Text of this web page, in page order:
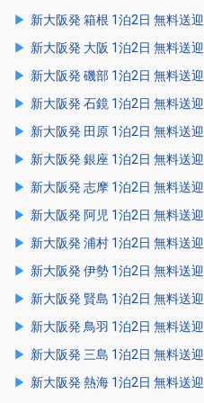
新大阪発 箱根 1泊2日 無料送迎
新大阪発 大阪 1泊2日 無料送迎
新大阪発 磯部 1泊2日 無料送迎
新大阪発 石鏡 1泊2日 無料送迎
新大阪発 田原 1泊2日 無料送迎
新大阪発 銀座 1泊2日 無料送迎
新大阪発 志摩 1泊2日 無料送迎
新大阪発 阿児 1泊2日 無料送迎
新大阪発 浦村 1泊2日 無料送迎
新大阪発 伊勢 1泊2日 無料送迎
新大阪発 賢島 1泊2日 無料送迎
新大阪発 鳥羽 1泊2日 無料送迎
新大阪発 三島 1泊2日 無料送迎
新大阪発 熱海 1泊2日 無料送迎